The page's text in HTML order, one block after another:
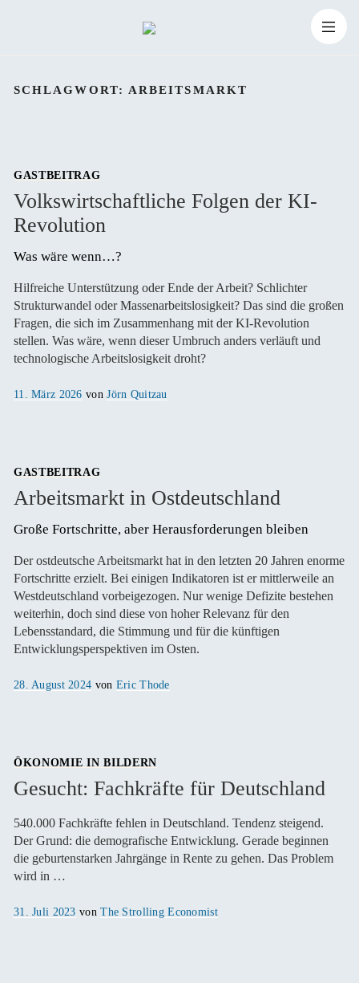
Inhalt
nach:
SCHLAGWORT: ARBEITSMARKT
GASTBEITRAG
Volkswirtschaftliche Folgen der KI-
Revolution
Was wäre wenn…?
Hilfreiche Unterstützung oder Ende der Arbeit? Schlichter
Strukturwandel oder Massenarbeitslosigkeit? Das sind die großen
Fragen, die sich im Zusammenhang mit der KI-Revolution
stellen. Was wäre, wenn dieser Umbruch anders verläuft und
technologische Arbeitslosigkeit droht?
Veröffentlicht
11. März 2026 vonJörn Quitzau
GASTBEITRAG
Arbeitsmarkt in Ostdeutschland
Große Fortschritte, aber Herausforderungen bleiben
Der ostdeutsche Arbeitsmarkt hat in den letzten 20 Jahren enorme
Fortschritte erzielt. Bei einigen Indikatoren ist er mittlerweile an
Westdeutschland vorbeigezogen. Nur wenige Defizite bestehen
weiterhin, doch sind diese von hoher Relevanz für den
Lebensstandard, die Stimmung und für die künftigen
Entwicklungsperspektiven im Osten.
Veröffentlicht
28. August 2024 von Eric Thode
ÖKONOMIE IN BILDERN
Gesucht: Fachkräfte für Deutschland
540.000 Fachkräfte fehlen in Deutschland. Tendenz steigend.
Der Grund: die demografische Entwicklung. Gerade beginnen
die geburtenstarken Jahrgänge in Rente zu gehen. Das Problem
wird in …
Veröffentlicht
31. Juli 2023 vonThe Strolling Economist